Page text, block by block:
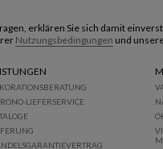
erklären Sie sich damit
Nutzungsbedingungen und
LIEFERSERVICE